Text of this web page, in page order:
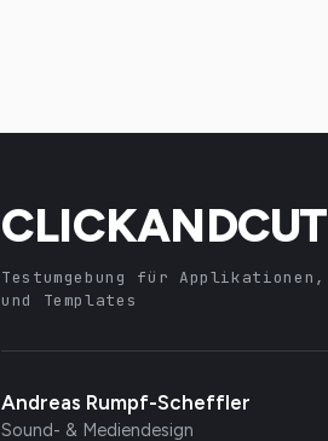
CLICKANDCUT
Testumgebung für
und Templates
Andreas Rumpf-Scheffler
Sound- & Mediendesign